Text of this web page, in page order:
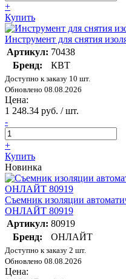
+
Купить
Инструмент для снятия
Артикул: 70438
Бренд:
КВТ
Доступно к заказу 10 шт.
Обновлено 08.08.2026
Цена:
1 248.34 руб. / шт.
-
+
Купить
Новинка
Съемник изоляции
ОНЛАЙТ 80919
Артикул: 80919
Бренд:
ОНЛАЙТ
Доступно к заказу 2 шт.
Обновлено 08.08.2026
Цена: